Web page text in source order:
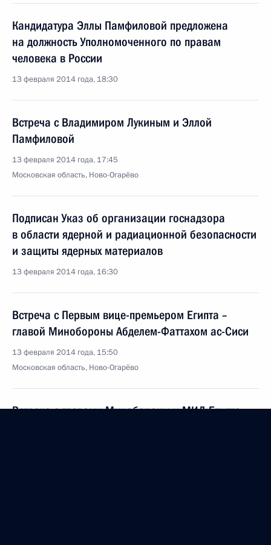
Кандидатура Эллы Памфиловой предложена
на должность Уполномоченного по правам
человека в России
13 февраля 2014 года, 18:30
Встреча с Владимиром Лукиным и Эллой
Памфиловой
13 февраля 2014 года, 17:45
Московская область, Ново-Огарёво
Подписан Указ об организации госнадзора
в области ядерной и радиационной безопасности
и защиты ядерных материалов
13 февраля 2014 года, 16:30
Встреча с Первым вице-премьером Египта –
главой Минобороны Абделем-Фаттахом ас-Сиси
13 февраля 2014 года, 15:50
Московская область, Ново-Огарёво
Встреча с главами Минобороны и МИД Египта